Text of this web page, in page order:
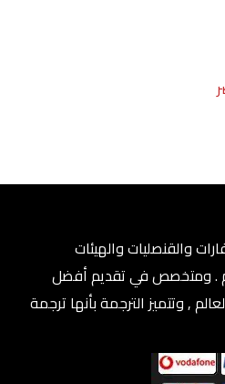
والقنصليات والهيئات
. ومتخصص في تقديم أفضل
لغة حول العالم , وتتميز الترجمة بأنها ترجمة